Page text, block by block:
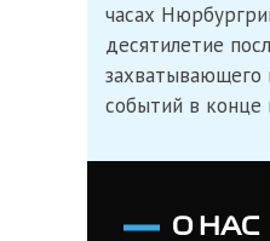
часах
десятилетие
захватывающего
событий в конце
О НАС